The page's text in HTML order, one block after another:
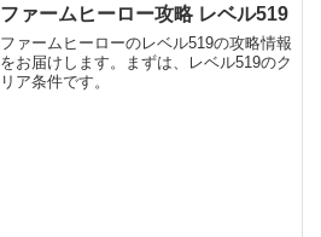
ファームヒーロー攻略 レベル519
ファームヒーローのレベル519の攻略情報
をお届けします。まずは、レベル519のク
リア条件です。